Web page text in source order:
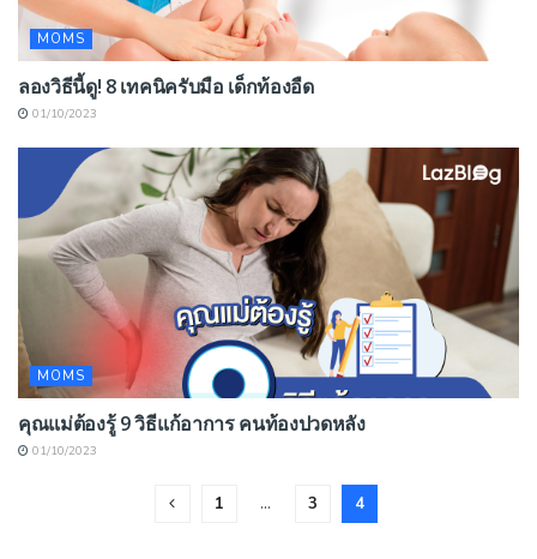
MOMS
ลองวิธีนี้ดู! 8 เทคนิครับมือ เด็กท้องอืด
01/10/2023
MOMS
คุณแม่ต้องรู้ 9 วิธีแก้อาการ คนท้องปวดหลัง
01/10/2023
1 … 3 4